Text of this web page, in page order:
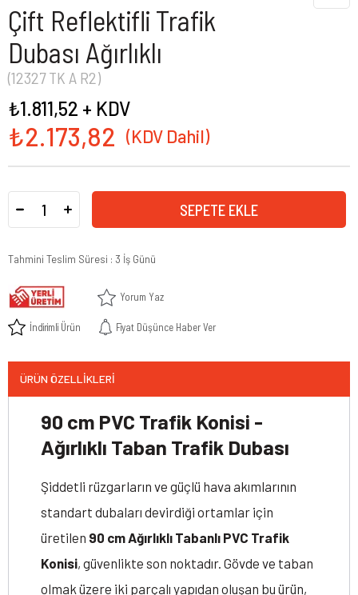
Çift Reflektifli Trafik
Dubası Ağırlıklı
(12327 TK A R2)
₺2.173,82
₺1.811,52 + KDV
Tahmini Teslim Süresi : 3 İş Günü
Yorum Yaz
İndirimli Ürün Fiyat Düşünce Haber Ver
ÜRÜN ÖZELLIKLERI
90 cm PVC Trafik Konisi -
Ağırlıklı Taban Trafik Dubası
Şiddetli rüzgarların ve güçlü hava akımlarının
standart dubaları devirdiği ortamlar için
üretilen 90 cm Ağırlıklı Tabanlı PVC Trafik
Konisi, güvenlikte son noktadır. Gövde ve taban
olmak üzere iki parçalı yapıdan oluşan bu ürün,